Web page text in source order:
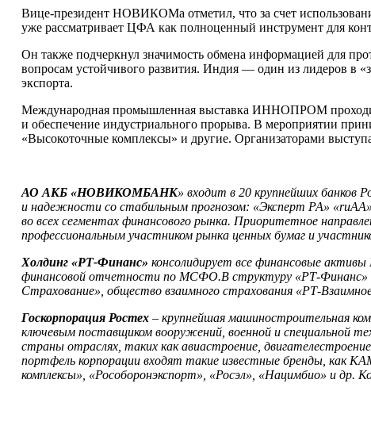
Вице-президент НОВИКОМа отметил, что за счет
уже рассматривает ЦФА как полноценный инструмент для
Он также подчеркнул значимость обмена информацией для
вопросам устойчивого развития. Индия — один из лидеров в
экспорта.
Международная промышленная выставка ИННОПРОМ проходит
и обеспечение индустриального прорыва. В мероприятии
«Высокоточные комплексы» и другие. Организаторами
АО АКБ «НОВИКОМБАНК» входит в 20 крупнейших банков
и надежности со стабильным прогнозом: «Эксперт РА»
во всех сегментах финансового рынка. Приоритетное
профессиональным участником рынка ценных бумаг и
Холдинг «РТ-Финанс» консолидирует все финансовые активы
финансовой отчетности по МСФО.В структуру «РТ-Финанс»
Страхование», общество взаимного страхования «РТ-
Госкорпорация Ростех– крупнейшая машиностроительная
ключевым поставщиком вооружений, военной и специальной
страны отраслях, таких как авиастроение,
портфель корпорации входят такие известные бренды, как
комплексы», «Рособоронэкспорт», «Росэл», «Нацимбио» и др.